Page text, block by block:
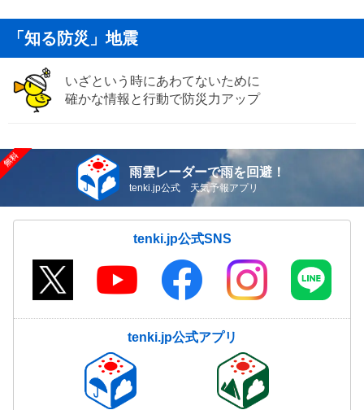
「知る防災」地震
いざという時にあわてないために
確かな情報と行動で防災力アップ
雨雲レーダーで雨を回避！
tenki.jp公式 天気予報アプリ
tenki.jp公式SNS
tenki.jp公式アプリ